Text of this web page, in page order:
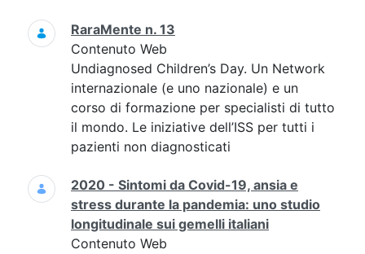
RaraMente n. 13
Contenuto Web
Undiagnosed Children’s Day. Un Network
internazionale (e uno nazionale) e un
corso di formazione per specialisti di tutto
il mondo. Le iniziative dell’ISS per tutti i
pazienti non diagnosticati
2020 - Sintomi da Covid-19, ansia e
stress durante la pandemia: uno studio
longitudinale sui gemelli italiani
Contenuto Web